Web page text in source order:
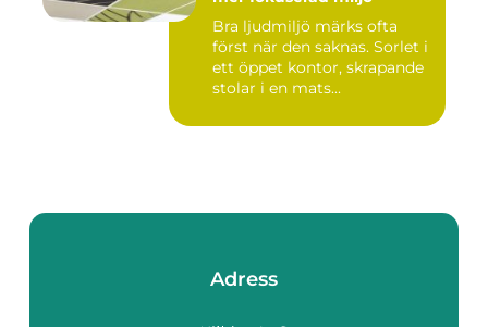
Bra ljudmiljö märks ofta
först när den saknas. Sorlet i
ett öppet kontor, skrapande
stolar i en mats...
Adress